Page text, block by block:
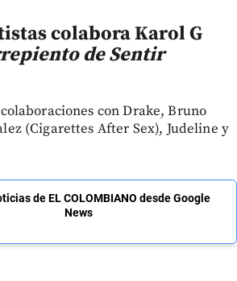
colabora Karol G
de Sentir
con Drake, Bruno
(Cigarettes After Sex), Judeline y
de EL COLOMBIANO desde Google
News